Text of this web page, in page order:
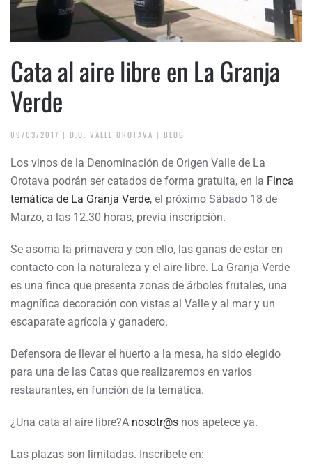
Cata al aire libre en La Granja
Verde
09/03/2017 | D.O. VALLE OROTAVA | BLOG
Los vinos de la Denominación de Origen Valle de La
Orotava podrán ser catados de forma gratuita, en la Finca
temática de La Granja Verde, el próximo Sábado 18 de
Marzo, a las 12.30 horas, previa inscripción.
Se asoma la primavera y con ello, las ganas de estar en
contacto con la naturaleza y el aire libre. La Granja Verde
es una finca que presenta zonas de árboles frutales, una
magnífica decoración con vistas al Valle y al mar y un
escaparate agrícola y ganadero.
Defensora de llevar el huerto a la mesa, ha sido elegido
para una de las Catas que realizaremos en varios
restaurantes, en función de la temática.
¿Una cata al aire libre?A nosotr@s nos apetece ya.
Las plazas son limitadas. Inscríbete en: